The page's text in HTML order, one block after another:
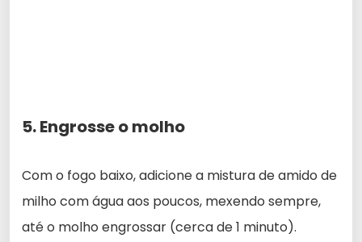
5. Engrosse o molho
Com o fogo baixo, adicione a mistura de amido de
milho com água aos poucos, mexendo sempre,
até o molho engrossar (cerca de 1 minuto).